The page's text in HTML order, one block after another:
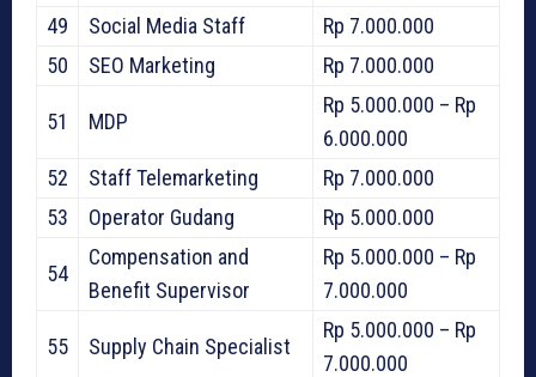
49
Social Media Staff
Rp 7.000.000
50
SEO Marketing Rp 7.000.000
51 MDP
Rp 5.000.000 – Rp
6.000.000
52
Staff Telemarketing
Rp 7.000.000
53
Operator Gudang Rp 5.000.000
54
Compensation and
Benefit Supervisor
Rp 5.000.000 – Rp
7.000.000
55 Supply Chain Specialist
Rp 5.000.000 – Rp
7.000.000